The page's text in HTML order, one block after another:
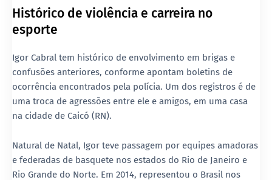
Histórico de violência e carreira no
esporte
Igor Cabral tem histórico de envolvimento em brigas e
confusões anteriores, conforme apontam boletins de
ocorrência encontrados pela polícia. Um dos registros é de
uma troca de agressões entre ele e amigos, em uma casa
na cidade de Caicó (RN).
Natural de Natal, Igor teve passagem por equipes amadoras
e federadas de basquete nos estados do Rio de Janeiro e
Rio Grande do Norte. Em 2014, representou o Brasil nos